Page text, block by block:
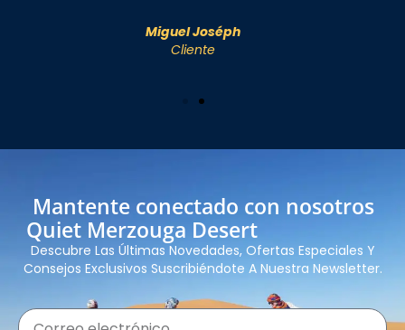
Miguel Joséph
Cliente
mantente conectado con nosotros
Quiet Merzouga Desert
Descubre Las Últimas Novedades, Ofertas Especiales Y
Consejos Exclusivos Suscribiéndote A Nuestra Newsletter.